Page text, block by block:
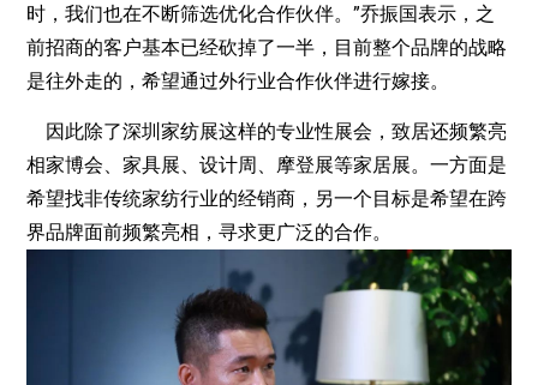
时，我们也在不断筛选优化合作伙伴。”乔振国表示，之
前招商的客户基本已经砍掉了一半，目前整个品牌的战略
是往外走的，希望通过外行业合作伙伴进行嫁接。
因此除了深圳家纺展这样的专业性展会，致居还频繁亮
相家博会、家具展、设计周、摩登展等家居展。一方面是
希望找非传统家纺行业的经销商，另一个目标是希望在跨
界品牌面前频繁亮相，寻求更广泛的合作。